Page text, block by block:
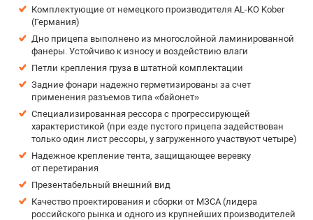
Комплектующие от немецкого производителя AL-KO Kober
(Германия)
Дно прицепа выполнено из многослойной ламинированной
фанеры. Устойчиво к износу и воздействию влаги
Петли крепления груза в штатной комплектации
Задние фонари надежно герметизированы за счет
применения разъемов типа «байонет»
Специализированная рессора с прогрессирующей
характеристикой (при езде пустого прицепа задействован
только один лист рессоры, у загруженного участвуют четыре)
Надежное крепление тента, защищающее веревку
от перетирания
Презентабельный внешний вид
Качество проектирования и сборки от МЗСА (лидера
российского рынка и одного из крупнейших производителей